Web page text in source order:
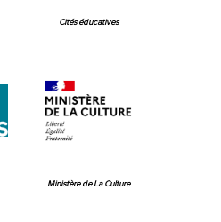
Cités éducatives
Ministère de La Culture